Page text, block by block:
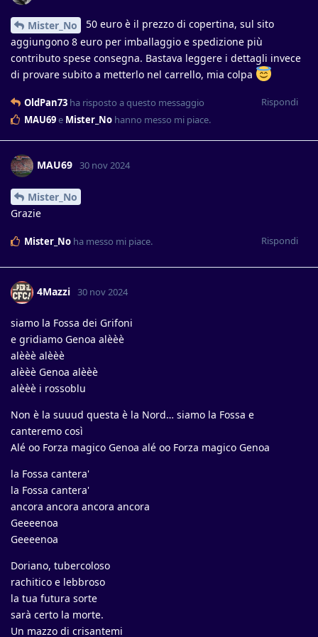
Mister_No
50 euro è il prezzo di copertina, sul sito
aggiungono 8 euro per imballaggio e spedizione più
contributo spese consegna. Bastava leggere i dettagli invece
di provare subito a metterlo nel carrello, mia colpa
Rispondi
OldPan73 ha risposto a questo messaggio
MAU69e Mister_No hanno messo mi piace.
MAU69 30 nov 2024
Mister_No
Grazie
Rispondi
Mister_No ha messo mi piace.
4Mazzi 30 nov 2024
siamo la Fossa dei Grifoni
e gridiamo Genoa alèèè
alèèè alèèè
alèèè Genoa alèèè
alèèè i rossoblu
Non è la suuud questa è la Nord… siamo la Fossa e
canteremo così
Alé oo Forza magico Genoa alé oo Forza magico Genoa
la Fossa cantera'
la Fossa cantera'
ancora ancora ancora ancora
Geeeenoa
Geeeenoa
Doriano, tubercoloso
rachitico e lebbroso
la tua futura sorte
sarà certo la morte.
Un mazzo di crisantemi